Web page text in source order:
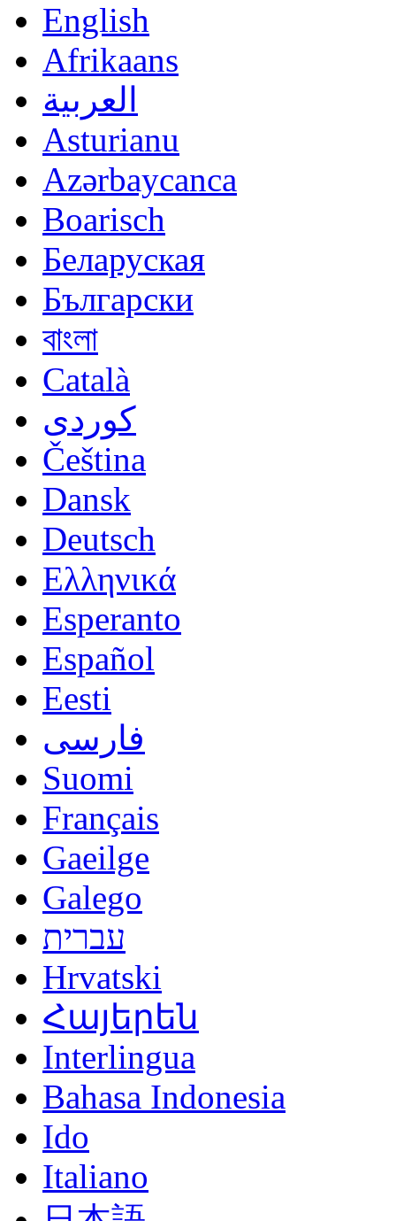
English
Afrikaans
العربية
Asturianu
Azərbaycanca
Boarisch
Беларуская
Български
বাংলা
Català
کوردی
Čeština
Dansk
Deutsch
Ελληνικά
Esperanto
Español
Eesti
فارسی
Suomi
Français
Gaeilge
Galego
עברית
Hrvatski
Հայերեն
Interlingua
Bahasa Indonesia
Ido
Italiano